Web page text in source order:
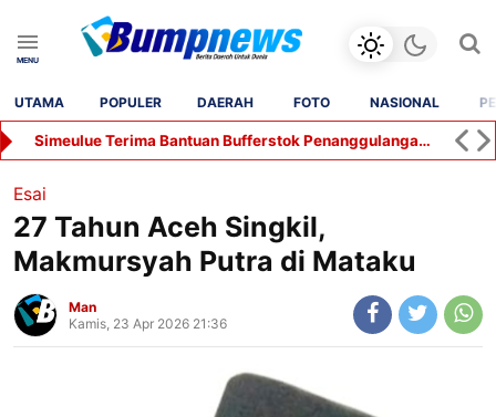
UTAMA POPULER DAERAH FOTO NASIONAL
Simeulue Terima Bantuan Bufferstok Penanggulangan Bencana Senilai Rp2,2 Miliar
Esai
27 Tahun Aceh Singkil,
Makmursyah Putra di Mataku
Man
Kamis, 23 Apr 2026 21:36